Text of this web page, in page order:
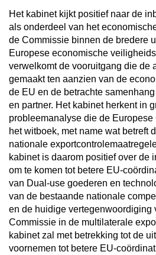
Het kabinet kijkt positief naar de
als onderdeel van het
de Commissie binnen de bredere
Europese economische
verwelkomt de vooruitgang die de
gemaakt ten aanzien van de
de EU en de betrachte
en partner. Het kabinet herkent in
probleemanalyse die de
het witboek, met name wat betreft
nationale
kabinet is daarom positief over de
om te komen tot betere EU-
van Dual-use goederen en
van de bestaande nationale
en de huidige vertegenwoordiging
Commissie in de multilaterale
kabinet zal met betrekking tot de
voornemen tot betere EU-